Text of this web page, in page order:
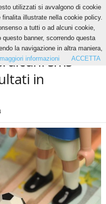
smascherano i risultati in anteprima
alcuni sms
in
utilizzati si avvalgono di cookie
illustrate nella cookie policy.
a tutti o ad alcuni cookie,
banner, scorrendo questa
la navigazione in altra maniera,
maggiori informazioni ACCETTA